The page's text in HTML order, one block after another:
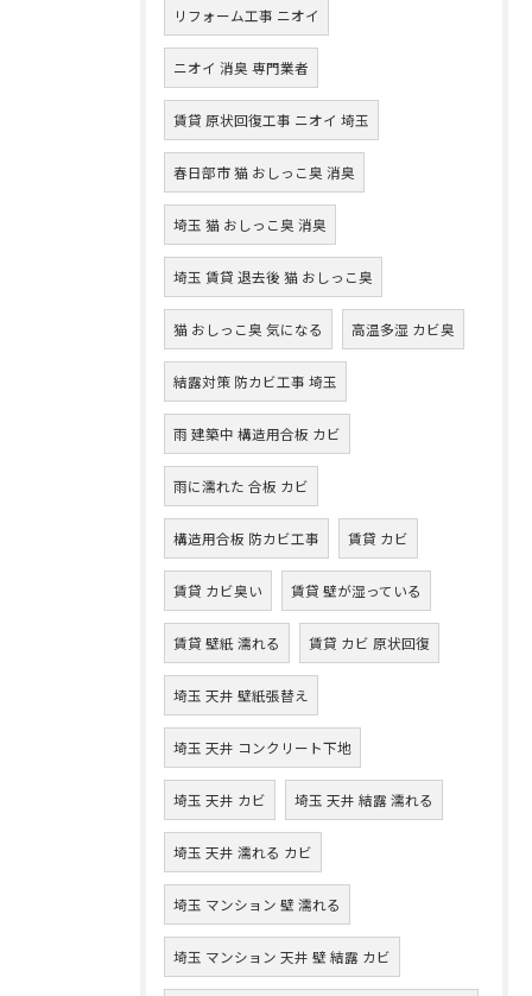
リフォーム工事 ニオイ
ニオイ 消臭 専門業者
賃貸 原状回復工事 ニオイ 埼玉
春日部市 猫 おしっこ臭 消臭
埼玉 猫 おしっこ臭 消臭
埼玉 賃貸 退去後 猫 おしっこ臭
猫 おしっこ臭 気になる 高温多湿 カビ臭
結露対策 防カビ工事 埼玉
雨 建築中 構造用合板 カビ
雨に濡れた 合板 カビ
構造用合板 防カビ工事 賃貸 カビ
賃貸 カビ臭い 賃貸 壁が湿っている
賃貸 壁紙 濡れる 賃貸 カビ 原状回復
埼玉 天井 壁紙張替え
埼玉 天井 コンクリート下地
埼玉 天井 カビ 埼玉 天井 結露 濡れる
埼玉 天井 濡れる カビ
埼玉 マンション 壁 濡れる
埼玉 マンション 天井 壁 結露 カビ